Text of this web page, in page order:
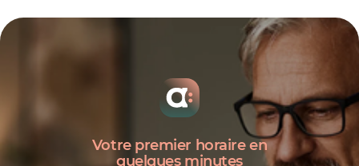
Votre premier horaire en
quelques minutes